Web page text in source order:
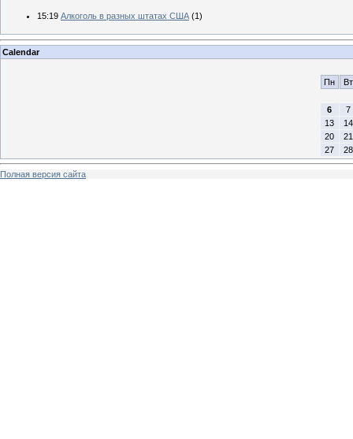
15:19 Алкоголь в разных штатах США (1)
Calendar
Пн Вт
6
7
13
14
20
21
27
28
Полная версия сайта